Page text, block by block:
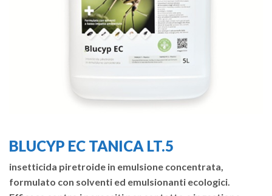
BLUCYP EC TANICA LT.5
insetticida piretroide in emulsione concentrata,
formulato con solventi ed emulsionanti ecologici.